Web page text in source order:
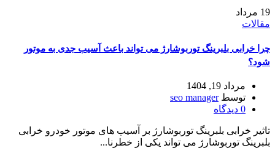
19 مرداد
مقالات
چرا خرابی بلبرینگ توربوشارژ می‌ تواند باعث آسیب جدی به موتور
شود؟
مرداد 19, 1404
توسط seo manager
0 دیدگاه
تاثیر خرابی بلبرینگ توربوشارژ بر آسیب های موتور خودرو خرابی
بلبرینگ توربوشارژ می تواند یکی از خطرنا...